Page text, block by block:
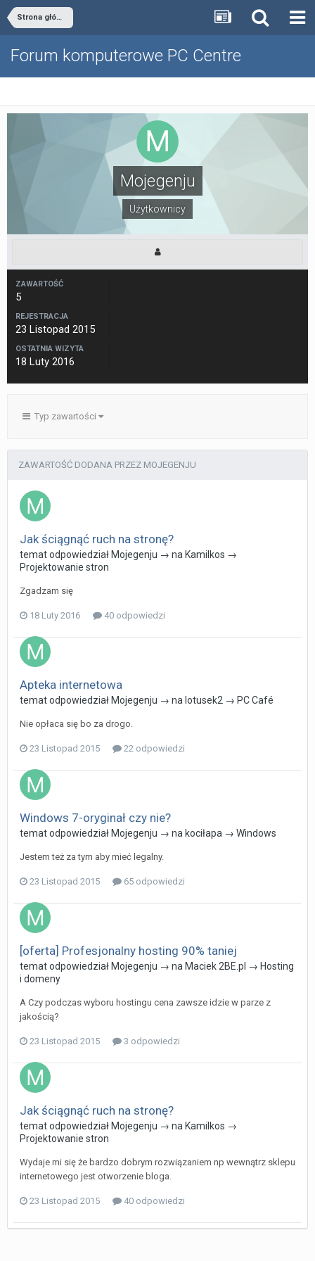
Strona główna
Forum komputerowe PC Centre
Mojegenju
Użytkownicy
ZAWARTOŚĆ
5
REJESTRACJA
23 Listopad 2015
OSTATNIA WIZYTA
18 Luty 2016
Typ zawartości
ZAWARTOŚĆ DODANA PRZEZ MOJEGENJU
Jak ściągnąć ruch na stronę?
temat odpowiedział Mojegenju → na Kamilkos →
Projektowanie stron
Zgadzam się
18 Luty 2016 40 odpowiedzi
Apteka internetowa
temat odpowiedział Mojegenju → na lotusek2 → PC Café
Nie opłaca się bo za drogo.
23 Listopad 2015 22 odpowiedzi
Windows 7-oryginał czy nie?
temat odpowiedział Mojegenju → na kociłapa → Windows
Jestem też za tym aby mieć legalny.
23 Listopad 2015 65 odpowiedzi
[oferta] Profesjonalny hosting 90% taniej
temat odpowiedział Mojegenju → na Maciek 2BE.pl → Hosting
i domeny
A Czy podczas wyboru hostingu cena zawsze idzie w parze z
jakością?
23 Listopad 2015 3 odpowiedzi
Jak ściągnąć ruch na stronę?
temat odpowiedział Mojegenju → na Kamilkos →
Projektowanie stron
Wydaje mi się że bardzo dobrym rozwiązaniem np wewnątrz sklepu
internetowego jest otworzenie bloga.
23 Listopad 2015 40 odpowiedzi